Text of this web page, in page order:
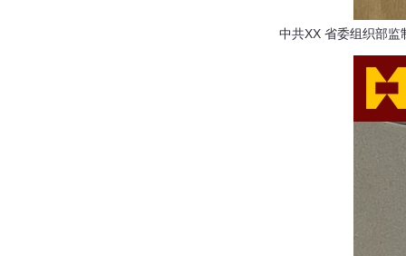
中共XX 省委组织部监